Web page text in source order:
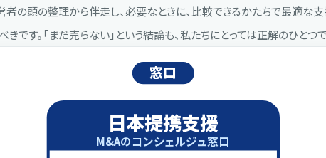
の頭の整理から伴走し、必要なときに、比較できるかたちで最適な
です。「まだ売らない」という結論も、私たちにとっては正解のひとつで
窓口
日本提携支援
M&Aのコンシェルジュ窓口